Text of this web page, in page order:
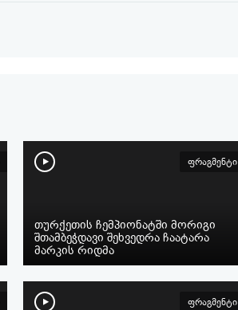
ფრაგმენტი
თურქეთის ჩემპიონატში მორიგი
შთამბეჭდავი შეხვედრა ჩაატარა
მარკის რიდმა
ფრაგმენტი